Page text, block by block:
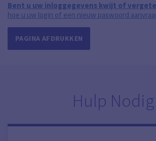
Bent u uw inloggegevens kwijt of
hoe u uw login of een nieuw paswoord
PAGINA AFDRUKKEN
Hulp Nodig